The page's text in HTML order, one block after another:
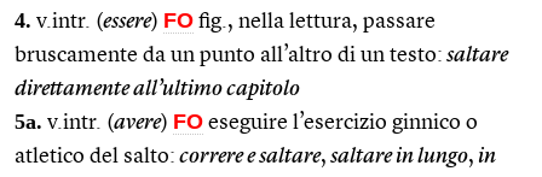
4. v.intr. (essere) FO fig., nella lettura, passare
bruscamente da un punto all’altro di un testo: saltare
direttamente all’ultimo capitolo
5a. v.intr. (avere) FO eseguire l’esercizio ginnico o
atletico del salto: correre e saltare, saltare in lungo, in